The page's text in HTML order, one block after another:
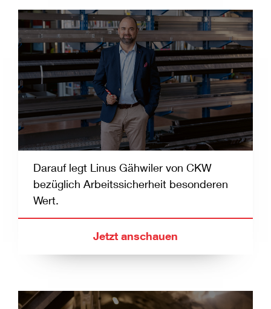
Darauf legt Linus Gähwiler von CKW
bezüglich Arbeitssicherheit besonderen
Wert.
Jetzt anschauen